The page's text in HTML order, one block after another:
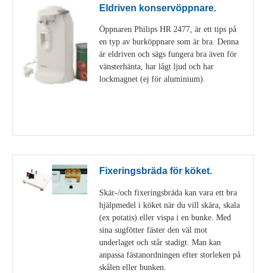
Eldriven konservöppnare.
Öppnaren Philips HR 2477, är ett tips på
en typ av burköppnare som är bra. Denna
är eldriven och sägs fungera bra även för
vänsterhänta, har lågt ljud och har
lockmagnet (ej för aluminium).
Fixeringsbräda för köket.
Skär-/och fixeringsbräda kan vara ett bra
hjälpmedel i köket när du vill skära, skala
(ex potatis) eller vispa i en bunke. Med
sina sugfötter fäster den väl mot
underlaget och står stadigt. Man kan
anpassa fästanordningen efter storleken på
skålen eller bunken.